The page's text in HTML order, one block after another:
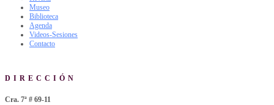
Museo
Biblioteca
Agenda
Videos-Sesiones
Contacto
DIRECCIÓN
Cra. 7ª # 69-11